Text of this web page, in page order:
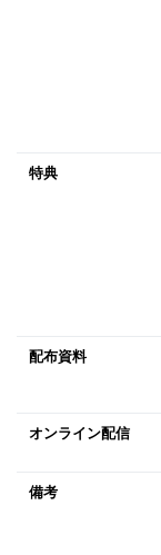
特典
配布資料
オンライン配信
備考